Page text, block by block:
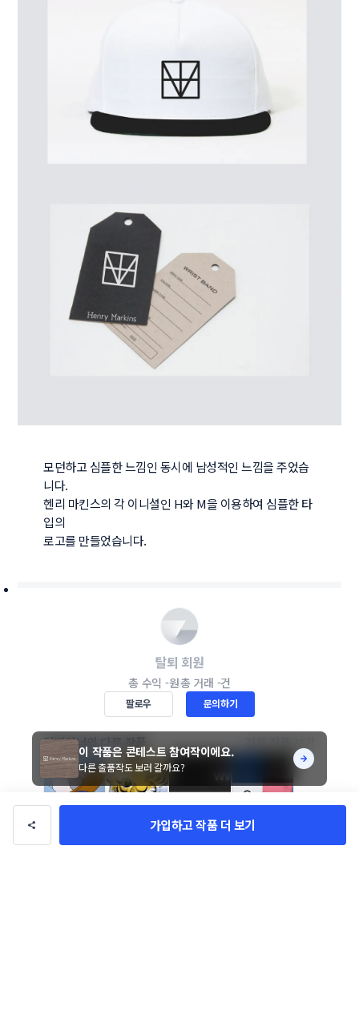
모던하고 심플한 느낌인 동시에 남성적인 느낌을 주었습
니다.
헨리 마킨스의 각 이니셜인 H와 M을 이용하여 심플한 타
입의
로고를 만들었습니다.
탈퇴 회원
총 수익 -원총 거래 -건
팔로우 문의하기
디자이너의 다른 작품
가입하고 작품 더 보기
이 작품은 콘테스트 참여작이에요.
다른 출품작도 보러 갈까요?